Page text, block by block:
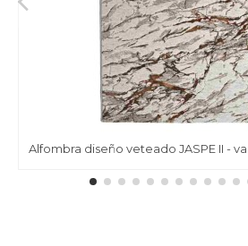
Alfombra diseño veteado JASPE II -